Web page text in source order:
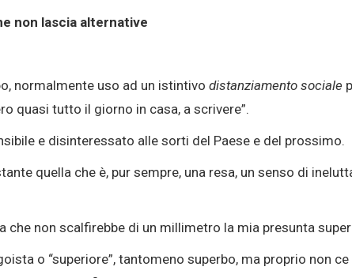
non lascia alternative
normalmente uso ad un istintivodistanziamento sociale
quasi tutto il giorno in casa, a scrivere”.
e disinteressato alle sorti del Paese e del prossimo.
quella che è, pur sempre, una resa, un senso di
che non scalfirebbe di un millimetro la mia presunta
o “superiore”, tantomeno superbo, ma proprio non